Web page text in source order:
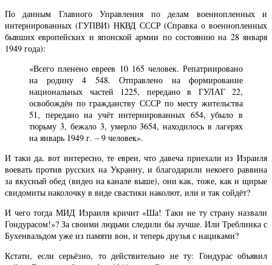
По данным Главного Управления по делам военнопленных и
интернированных (ГУПВИ) НКВД СССР (Справка о военнопленных
бывших европейских и японской армии по состоянию на 28 января
1949 года):
«Всего пленено евреев 10 165 человек. Репатриировано
на родину 4 548. Отправлено на формирование
национальных частей 1225, передано в ГУЛАГ 22,
освобождён по гражданству СССР по месту жительства
51, передано на учёт интернированных 654, убыло в
тюрьму 3, бежало 3, умерло 3654, находилось в лагерях
на январь 1949 г. – 9 человек».
И таки да, вот интересно, те евреи, что давеча приехали из Израиля
воевать против русских на Украину, и благодарили некоего раввина
за вкусный обед (видео на канале выше), они как, тоже, как и щирые
свидомиты наколочку в виде свастики наколют, или и так сойдёт?
И чего тогда МИД Израиля кричит «Ша! Таки не ту страну назвали
Гондурасом!»? За своими людьми следили бы лучше. Или Треблинка с
Бухенвальдом уже из памяти вон, и теперь друзья с нациками?
Кстати, если серьёзно, то действительно не ту: Гондурас объявил